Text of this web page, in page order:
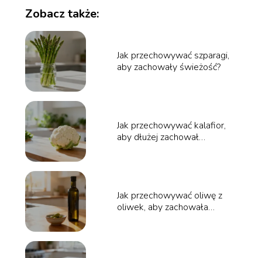
Zobacz także:
Jak przechowywać szparagi,
aby zachowały świeżość?
Jak przechowywać kalafior,
aby dłużej zachował
Jak przechowywać oliwę z
oliwek, aby zachowała